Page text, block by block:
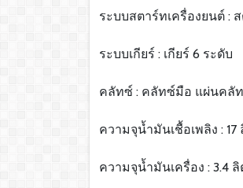
ระบบสตาร์ทเครื่องยนต์ :
ระบบเกียร์ : เกียร์ 6 ระดับ
คลัทซ์ : คลัทซ์มือ แผ่นคลั
ความจุน้ำมันเชื้อเพลิง : 17
ความจุน้ำมันเครื่อง : 3.4 ลิ